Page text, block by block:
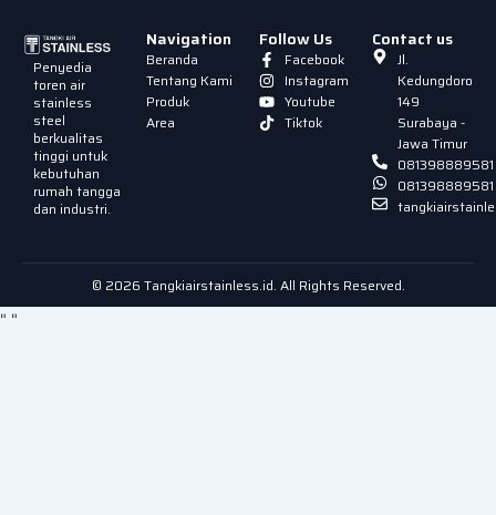
Penyedia
toren air
stainless
steel
berkualitas
tinggi untuk
kebutuhan
rumah tangga
dan industri.
Navigation
Beranda
Tentang Kami
Produk
Area
Follow Us
Facebook
Instagram
Youtube
Tiktok
Contact us
Jl.
Kedungdoro
149
Surabaya -
Jawa Timur
081398889581
081398889581
© 2026 Tangkiairstainless.id. All Rights Reserved.
" "